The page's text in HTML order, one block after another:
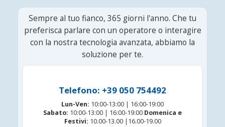
Sempre al tuo fianco, 365 giorni l'anno. Che tu
preferisca parlare con un operatore o interagire
con la nostra tecnologia avanzata, abbiamo la
soluzione per te.
Telefono: +39 050 754492
Lun-Ven: 10:00-13:00 | 16:00-19:00
Sabato: 10:00-13:00 | 16:00-19:00 Domenica e
Festivi: 10.00-13.00 |16.00-19.00